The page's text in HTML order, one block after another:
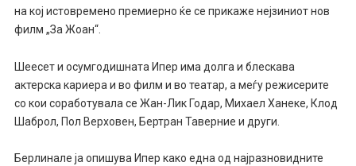
на кој истовремено премиерно ќе се прикаже нејзиниот нов
филм „За Жоан“.
Шеесет и осумгодишната Ипер има долга и блескава
актерска кариера и во филм и во театар, а меѓу режисерите
со кои соработувала се Жан-Лик Годар, Михаел Ханеке, Клод
Шаброл, Пол Верховен, Бертран Таверние и други.
Берлинале ја опишува Ипер како една од најразновидните